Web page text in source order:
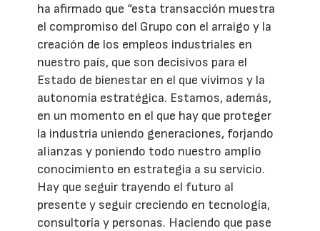
ha afirmado que “esta transacción muestra
el compromiso del Grupo con el arraigo y la
creación de los empleos industriales en
nuestro país, que son decisivos para el
Estado de bienestar en el que vivimos y la
autonomía estratégica. Estamos, además,
en un momento en el que hay que proteger
la industria uniendo generaciones, forjando
alianzas y poniendo todo nuestro amplio
conocimiento en estrategia a su servicio.
Hay que seguir trayendo el futuro al
presente y seguir creciendo en tecnología,
consultoría y personas. Haciendo que pase